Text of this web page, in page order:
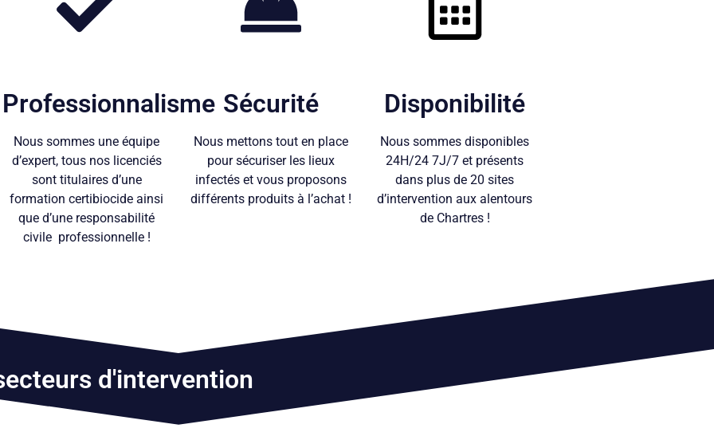
Professionnalisme
Nous sommes une équipe
d’expert, tous nos licenciés
sont titulaires d’une
formation certibiocide ainsi
que d’une responsabilité
civile professionnelle !
Sécurité
Nous mettons tout en place
pour sécuriser les lieux
infectés et vous proposons
différents produits à l’achat !
Disponibilité
Nous sommes disponibles
24H/24 7J/7 et présents
dans plus de 20 sites
d’intervention aux alentours
de Chartres !
d'intervention